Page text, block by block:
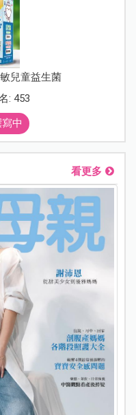
兒童益生菌
: 453
中
看更多